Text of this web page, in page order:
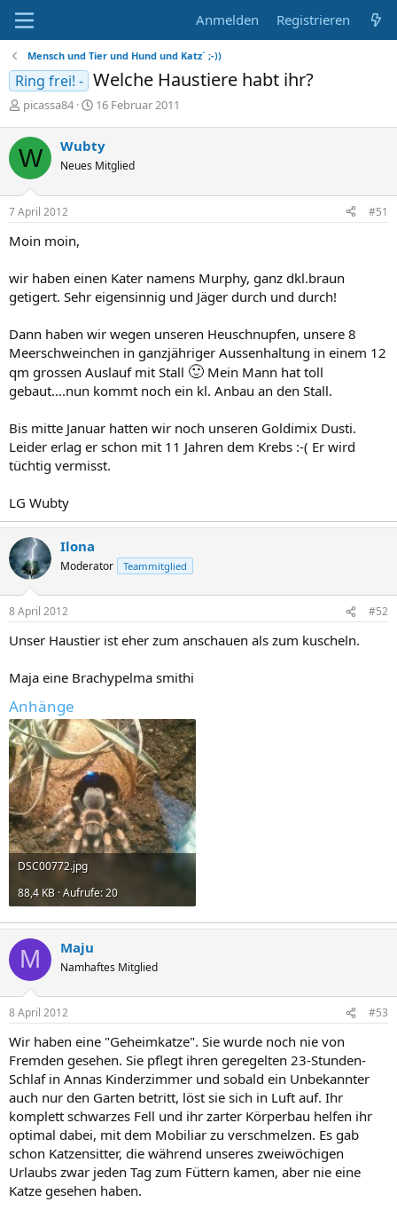
Anmelden Registrieren
Mensch und Tier und Hund und Katz´ ;-))
Ring frei! - Welche Haustiere habt ihr?
E
s
t
e
l
l
e
picassa84
E
t
e
l
16 Februar 2011
W Wubty
Neues Mitglied
7 April 2012 #51
Moin moin,
wir haben einen Kater namens Murphy, ganz dkl.braun
getigert. Sehr eigensinnig und Jäger durch und durch!
Dann haben wir wegen unseren Heuschnupfen, unsere 8
Meerschweinchen in ganzjähriger Aussenhaltung in einem 12
qm grossen Auslauf mit Stall 🙂 Mein Mann hat toll
gebaut....nun kommt noch ein kl. Anbau an den Stall.
Bis mitte Januar hatten wir noch unseren Goldimix Dusti.
Leider erlag er schon mit 11 Jahren dem Krebs :-( Er wird
tüchtig vermisst.
LG Wubty
Ilona
Moderator Teammitglied
8 April 2012 #52
Unser Haustier ist eher zum anschauen als zum kuscheln.
Maja eine Brachypelma smithi
Anhänge
DSC00772.jpg
88,4 KB · Aufrufe: 20
M Maju
Namhaftes Mitglied
8 April 2012 #53
Wir haben eine "Geheimkatze". Sie wurde noch nie von
Fremden gesehen. Sie pflegt ihren geregelten 23-Stunden-
Schlaf in Annas Kinderzimmer und sobald ein Unbekannter
auch nur den Garten betritt, löst sie sich in Luft auf. Ihr
komplett schwarzes Fell und ihr zarter Körperbau helfen ihr
optimal dabei, mit dem Mobiliar zu verschmelzen. Es gab
schon Katzensitter, die während unseres zweiwöchigen
Urlaubs zwar jeden Tag zum Füttern kamen, aber nie eine
Katze gesehen haben.